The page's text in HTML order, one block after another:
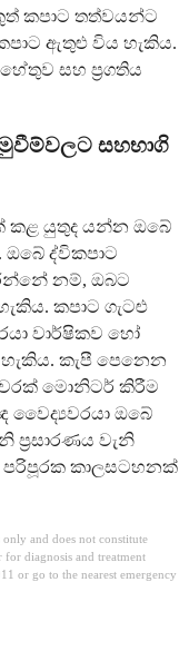
කපාට තත්වයන්ට
ඇතුළු විය හැකිය.
සහ ප්‍රගතිය
සහභාගි
යුතුද යන්න ඔබේ
ඔබේ ද්විකපාට
නම්, ඔබට
කපාට ගැටළු
වාර්ෂිකව හෝ
කැපී පෙනෙන
වරක් මොනිටර් කිරීම
වෛද්‍යවරයා ඔබේ
ප්‍රසාරණය වැනි
පරිපූරක කාලසටහනක්
and does not constitute
diagnosis and treatment
or go to the nearest emergency